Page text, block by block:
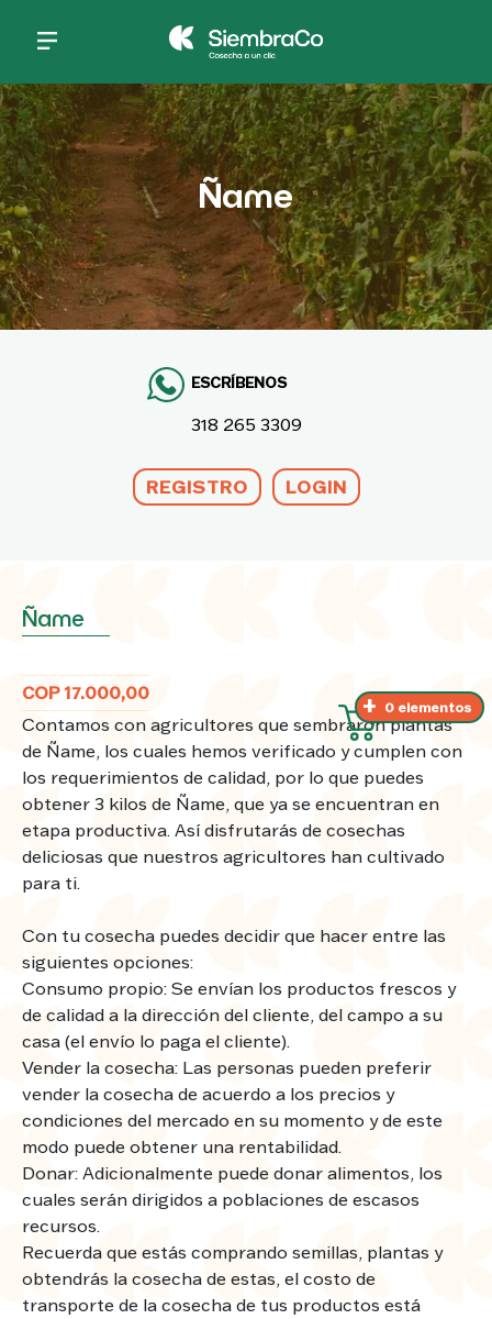
Ñame
ESCRÍBENOS
318 265 3309
REGISTRO LOGIN
0 elementos
Ñame
COP 17.000,00
Contamos con agricultores que sembraron plantas
de Ñame, los cuales hemos verificado y cumplen con
los requerimientos de calidad, por lo que puedes
obtener 3 kilos de Ñame, que ya se encuentran en
etapa productiva. Así disfrutarás de cosechas
deliciosas que nuestros agricultores han cultivado
para ti.
Con tu cosecha puedes decidir que hacer entre las
siguientes opciones:
Consumo propio: Se envían los productos frescos y
de calidad a la dirección del cliente, del campo a su
casa (el envío lo paga el cliente).
Vender la cosecha: Las personas pueden preferir
vender la cosecha de acuerdo a los precios y
condiciones del mercado en su momento y de este
modo puede obtener una rentabilidad.
Donar: Adicionalmente puede donar alimentos, los
cuales serán dirigidos a poblaciones de escasos
recursos.
Recuerda que estás comprando semillas, plantas y
obtendrás la cosecha de estas, el costo de
transporte de la cosecha de tus productos está